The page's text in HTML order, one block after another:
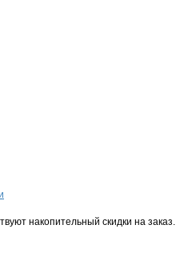
накопительный скидки на заказ.